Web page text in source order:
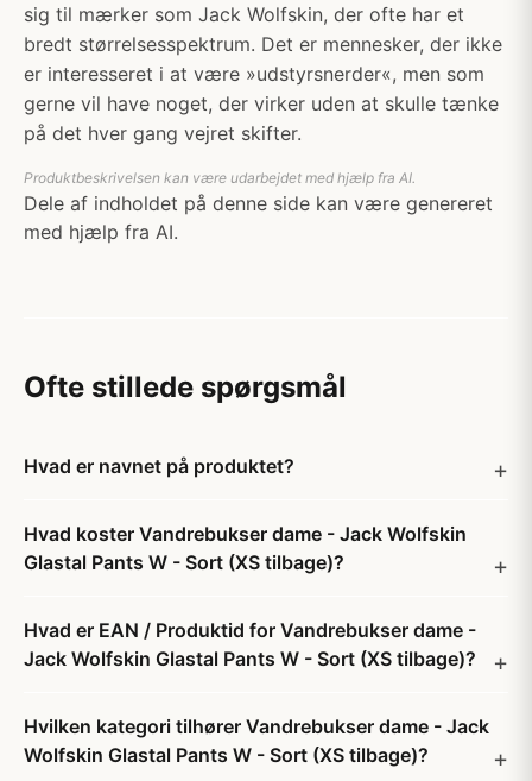
sig til mærker som Jack Wolfskin, der ofte har et
bredt størrelsesspektrum. Det er mennesker, der ikke
er interesseret i at være »udstyrsnerder«, men som
gerne vil have noget, der virker uden at skulle tænke
på det hver gang vejret skifter.
Produktbeskrivelsen kan være udarbejdet med hjælp fra AI.
Dele af indholdet på denne side kan være genereret
med hjælp fra AI.
Ofte stillede spørgsmål
Hvad er navnet på produktet?
Hvad koster Vandrebukser dame - Jack Wolfskin
Glastal Pants W - Sort (XS tilbage)?
Hvad er EAN / Produktid for Vandrebukser dame -
Jack Wolfskin Glastal Pants W - Sort (XS tilbage)?
Hvilken kategori tilhører Vandrebukser dame - Jack
Wolfskin Glastal Pants W - Sort (XS tilbage)?